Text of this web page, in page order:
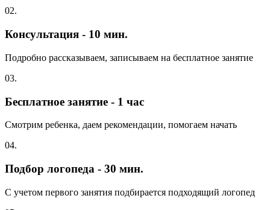
02.
Консультация - 10 мин.
Подробно рассказываем, записываем на бесплатное занятие
03.
Бесплатное занятие - 1 час
Смотрим ребенка, даем рекомендации, помогаем начать
04.
Подбор логопеда - 30 мин.
С учетом первого занятия подбирается подходящий логопед